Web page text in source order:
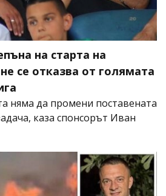
на старта на
се отказва от голямата
няма да промени поставената
каза спонсорът Иван